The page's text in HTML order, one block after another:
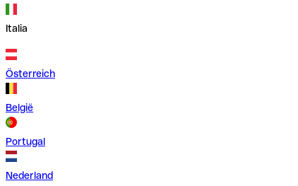
Italia
Österreich
België
Portugal
Nederland